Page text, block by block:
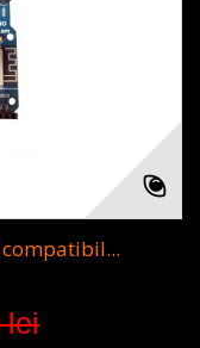
compatibil...
lei